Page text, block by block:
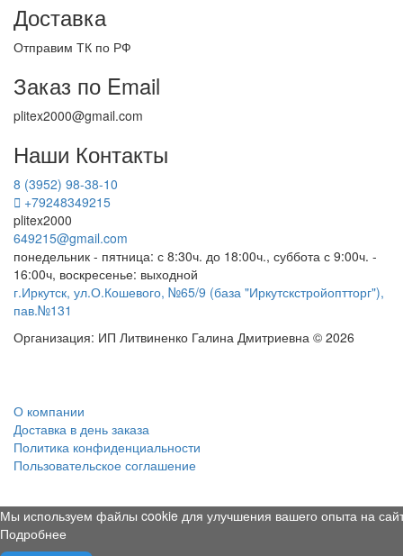
Мы используем файлы cookie для улучшения вашего опыта на
Подробнее
Доставка
Отправим ТК по РФ
Заказ по Email
plitex2000@gmail.com
Наши Контакты
8 (3952) 98-38-10
+79248349215
plitex2000
649215@gmail.com
понедельник - пятница: с 8:30ч. до 18:00ч., суббота с 9:00ч. -
16:00ч, воскресенье: выходной
г.Иркутск, ул.О.Кошевого, №65/9 (база "Иркутскстройоптторг"),
пав.№131
Организация: ИП Литвиненко Галина Дмитриевна © 2026
О компании
Доставка в день заказа
Политика конфиденциальности
Пользовательское соглашение